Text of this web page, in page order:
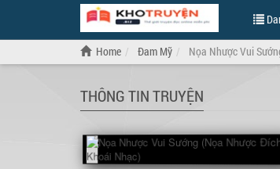
Home Đam Mỹ Nọa Nhược Vui
THÔNG TIN TRUYỆN